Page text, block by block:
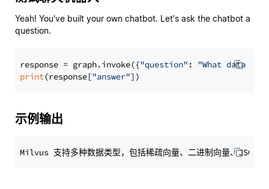
Yeah! You've built your own chatbot. Let's ask the chatbot a
question.
response = graph.invoke({"question" : "What data
print(response["answer"
示例输出